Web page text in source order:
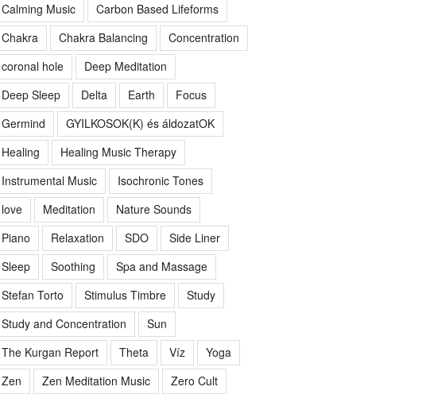
Calming Music
Carbon Based Lifeforms
Chakra
Chakra Balancing
Concentration
coronal hole
Deep Meditation
Deep Sleep
Delta Earth
Focus
Germind
GYILKOSOK(K) és áldozatOK
Healing
Healing Music Therapy
Instrumental Music
Isochronic Tones
love
Meditation
Nature Sounds
Piano
Relaxation SDO
Side Liner
Sleep
Soothing
Spa and Massage
Stefan Torto
Stimulus Timbre
Study
Study and Concentration
Sun
The Kurgan Report
Theta Víz
Yoga
Zen
Zen Meditation Music Zero Cult